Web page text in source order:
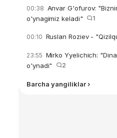
00:38 Anvar G'ofurov:
o'ynagimiz keladi"
1
00:10 Ruslan Roziev -
23:55 Mirko Yyelichich:
o'ynadi"
2
Barcha yangiliklar ›